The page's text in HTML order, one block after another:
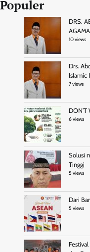
Populer
DRS.
10 views
Drs.
Islamic
7 views
DON’T
6 views
Solusi
Tinggi
5 views
Dari
5 views